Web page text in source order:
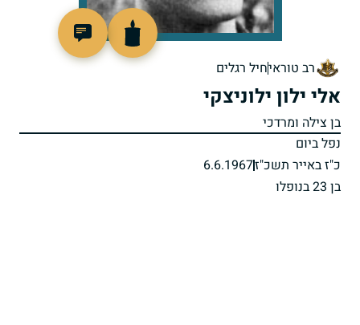
רב טוראיחיל רגלים
אלי ילון ילוניצקי
בן צילה ומרדכי
נפל ביום
כ"ז באייר תשכ"ז6.6.1967
בן 23 בנופלו